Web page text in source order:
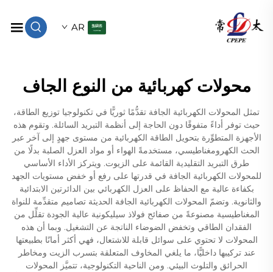
AR
محولات كهربائية من النوع الجاف
تمثل المحولات الكهربائية الجافة تقدُّمًا ثوريًّا في تكنولوجيا توزيع الطاقة،
حيث توفر أداءً متفوقًا دون الحاجة إلى أنظمة التبريد السائلة. وتقوم هذه
الأجهزة المتطوِّرة بتحويل الطاقة الكهربائية من مستوى جهدٍ إلى آخر عبر
الحث الكهرومغناطيسي، مستخدمةً الهواء أو مواد العزل الصلبة بدلًا من
طرق التبريد التقليدية القائمة على الزيوت. ويتركز الأداء الأساسي
للمحولات الكهربائية الجافة في قدرتها على رفع أو خفض مستويات الجهد
بكفاءة عالية مع الحفاظ على العزل الكهربائي بين الدائرتين الابتدائية
والثانوية. وتضمّ المحولات الكهربائية الجافة الحديثة تصاميم متقدِّمة للنواة
المغناطيسية مصنوعةً من صفائح فولاذ سيليكونية عالية الجودة تقلِّل من
الفقدان الطاقي وتخفض الضوضاء الناتجة عن التشغيل. وبما أن هذه
المحولات لا تحتوي على سوائل قابلة للاشتعال، فهي أكثر أمانًا بطبيعتها
عند تركيبها داخليًّا، ما يلغي المخاوف المتعلقة بتسرب الزيت ومخاطر
الحرائق والتلوث البيئي. ومن الناحية التكنولوجية، تتميَّز المحولات